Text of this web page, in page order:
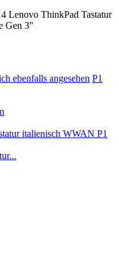
Lenovo ThinkPad Tastatur
Gen 3"
ebenfalls angesehen P1